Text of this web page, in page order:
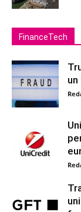
FinanceTech
un